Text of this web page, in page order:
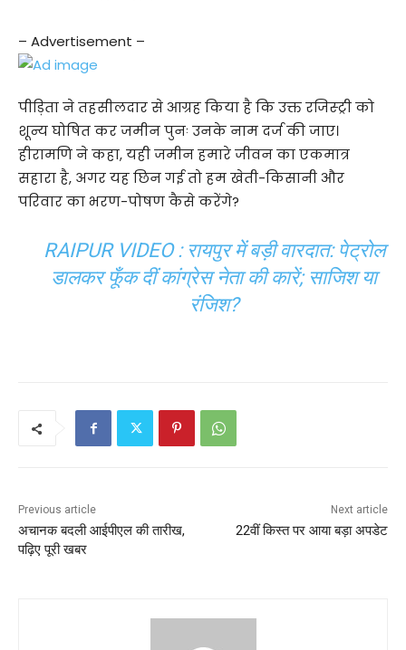
– Advertisement –
पीड़िता ने तहसीलदार से आग्रह किया है कि उक्त रजिस्ट्री को
शून्य घोषित कर जमीन पुनः उनके नाम दर्ज की जाए।
हीरामणि ने कहा, यही जमीन हमारे जीवन का एकमात्र
सहारा है, अगर यह छिन गई तो हम खेती-किसानी और
परिवार का भरण-पोषण कैसे करेंगे?
RAIPUR VIDEO : रायपुर में बड़ी वारदात: पेट्रोल
डालकर फूँक दीं कांग्रेस नेता की कारें; साजिश या
रंजिश?
Previous article
अचानक बदली आईपीएल की तारीख,
पढ़िए पूरी खबर
Next article
22वीं किस्त पर आया बड़ा अपडेट